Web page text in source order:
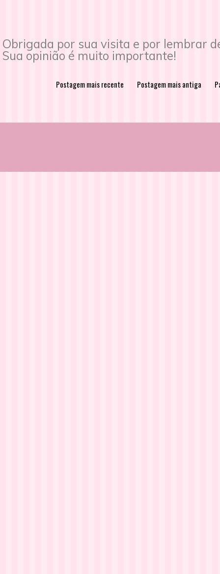
Obrigada por sua visita e por lembrar
Sua opinião é muito importante!
Postagem mais recente Postagem mais antiga